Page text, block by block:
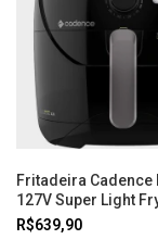
Fritadeira Cadence
127V Super Light
Cadence
R$639,90